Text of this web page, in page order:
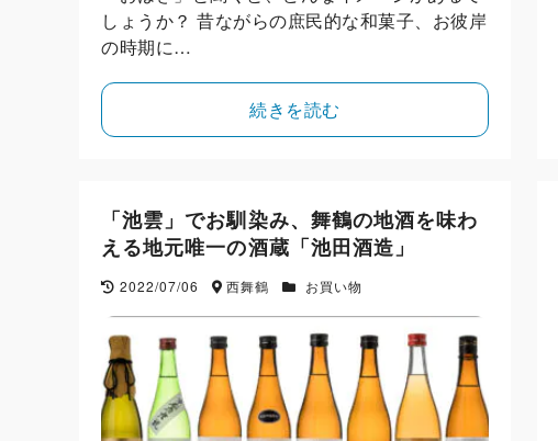
しょうか？ 昔ながらの庶民的な和菓子、お彼岸
の時期に…
続きを読む
「池雲」でお馴染み、舞鶴の地酒を味わ
える地元唯一の酒蔵「池田酒造」
2022/07/06 西舞鶴 お買い物